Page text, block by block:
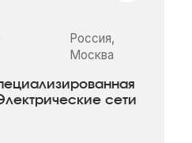
сети
Россия,
Москва